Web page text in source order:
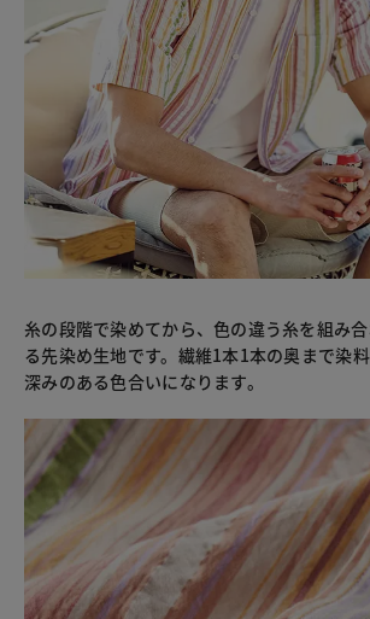
糸の段階で染めてから、色の違う糸を組み
る先染め生地です。繊維1本1本の奥まで染料
深みのある色合いになります。